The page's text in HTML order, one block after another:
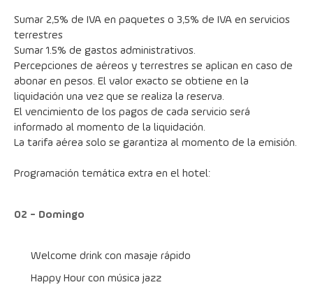
Sumar 2,5% de IVA en paquetes o 3,5% de IVA en servicios
terrestres
Sumar 1.5% de gastos administrativos.
Percepciones de aéreos y terrestres se aplican en caso de
abonar en pesos. El valor exacto se obtiene en la
liquidación una vez que se realiza la reserva.
El vencimiento de los pagos de cada servicio será
informado al momento de la liquidación.
La tarifa aérea solo se garantiza al momento de la emisión.
Programación temática extra en el hotel:
02 - Domingo
Welcome drink con masaje rápido
Happy Hour con música jazz